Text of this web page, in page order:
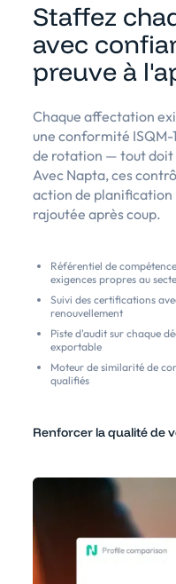
Staffez
avec
preuve à
Chaque affectation
une conformité
de rotation — tout doit
Avec Napta, ces
action de planification
rajoutée après coup.
Référentiel de
exigences propres au
Suivi des certifications
renouvellement
Piste d'audit sur chaque
exportable
Moteur de similarité de
qualifiés
Renforcer la qualité de